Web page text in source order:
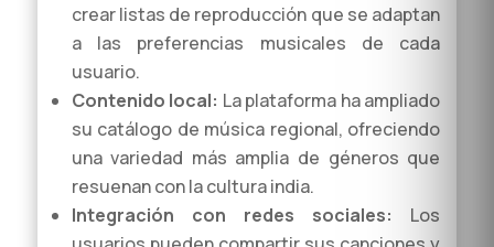
crear listas de reproducción que se adaptan
a las preferencias musicales de cada
usuario.
Contenido local: La plataforma ha ampliado
su catálogo de música regional, ofreciendo
una variedad más amplia de géneros que
resuenan con la cultura india.
Integración con redes sociales:
Los